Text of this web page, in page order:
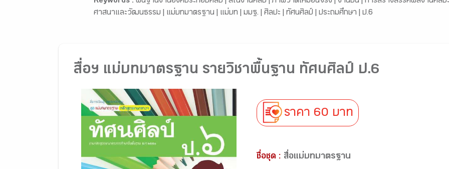
ศาสนาและวัฒนธรรม | แม่บทมาตรฐาน | แม่บท | มมฐ. | ศิลปะ | ทัศนศิลป์ | ประถมศึกษา | ป.6
สื่อฯ แม่บทมาตรฐาน รายวิชาพื้นฐาน ทัศนศิลป์ ป.6
ราคา 60 บาท
ชื่อชุด : สื่อแม่บทมาตรฐาน